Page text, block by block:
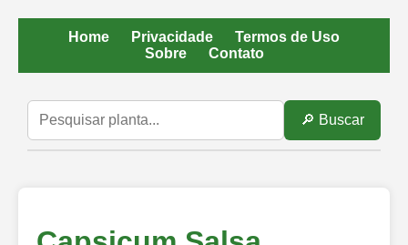
Home Privacidade
Termos de Uso
Sobre
Contato
🔎 Buscar